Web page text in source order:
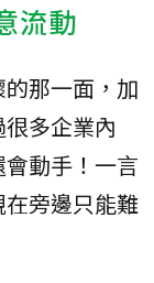
流動
的那一面，加
多企業內
動手！一言
旁邊只能難